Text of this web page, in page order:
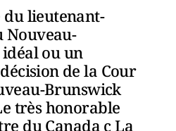
lieutenant-
Nouveau-
ou un
de la Cour
Brunswick
très honorable
du Canada c La